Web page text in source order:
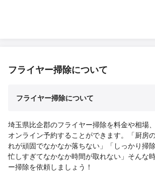
フライヤー掃除について
フライヤー掃除について
埼玉県比企郡のフライヤー掃除を料金や相場
オンライン予約することができます。「厨房
れが頑固でなかなか落ちない」「しっかり掃
忙しすぎてなかなか時間が取れない」そんな
ー掃除を依頼しましょう！